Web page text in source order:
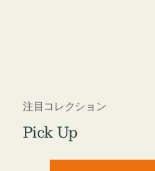
注目コレクション
Pick Up